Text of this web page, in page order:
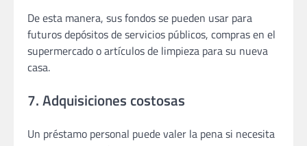
De esta manera, sus fondos se pueden usar para
futuros depósitos de servicios públicos, compras en el
supermercado o artículos de limpieza para su nueva
casa.
7. Adquisiciones costosas
Un préstamo personal puede valer la pena si necesita